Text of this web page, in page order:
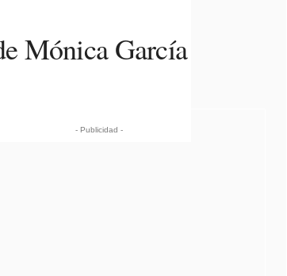
Mónica García
- Publicidad -